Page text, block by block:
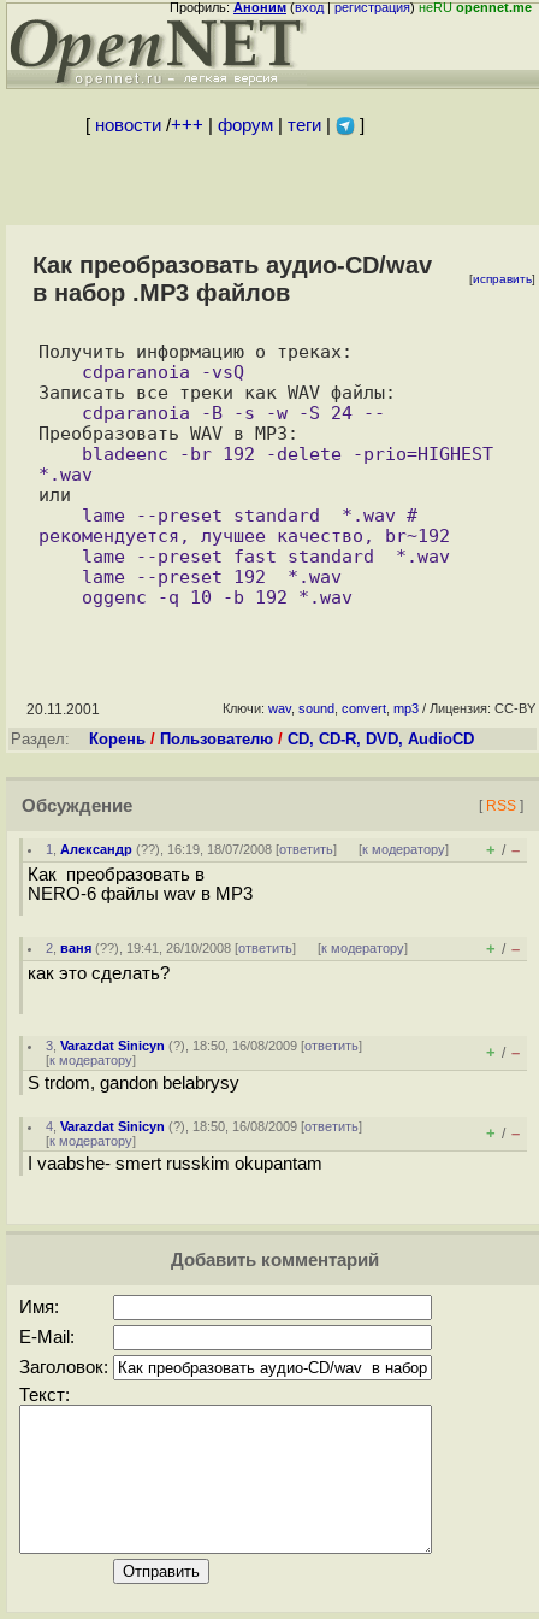
Профиль:Аноним(вход|регистрация)неRUopennet.me
[ новости/+++ форум| теги| ]
Как преобразовать аудио-CD/wav
в набор .MP3 файлов
[исправить]
    cdparanoia -vsQ
*.wav
рекомендуется, лучшее качество, br~192
    oggenc -q 10 -b 192 *.wav
20.11.2001 Ключи: wav, sound convert mp3 / Лицензия: CC-BY
Раздел: Корень / Пользователю / CD, CD-R, DVD, AudioCD
Обсуждение [ RSS ]
1 ,Александр (??), 16:19, 18/07/2008 [ответить] [к модератору] + / –
Как преобразовать в
NERO-6 файлы wav в MP3
2 ,ваня (??), 19:41, 26/10/2008 [ответить] [к модератору] + / –
как это сделать?
3 ,Varazdat Sinicyn (?), 18:50, 16/08/2009 [ответить]
[к модератору] + / –
S trdom, gandon belabrysy
4 ,Varazdat Sinicyn (?), 18:50, 16/08/2009 [ответить]
[к модератору] + / –
I vaabshe- smert russkim okupantam
Добавить комментарий
Имя:
E-Mail:
Заголовок:
Текст: